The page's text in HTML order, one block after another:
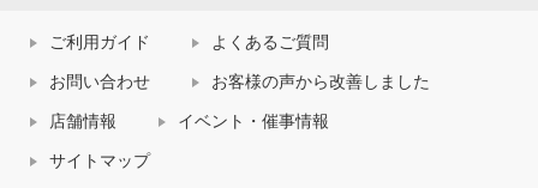
ご利用ガイド よくあるご質問
お問い合わせ お客様の声から改善しました
店舗情報 イベント・催事情報
サイトマップ